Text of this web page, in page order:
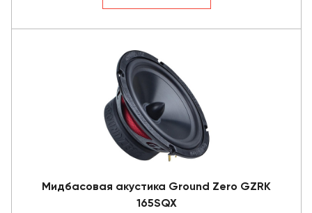
Мидбасовая акустика Ground Zero GZRK
165SQX